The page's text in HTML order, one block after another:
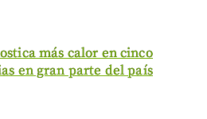
más calor en cinco
en gran parte del país